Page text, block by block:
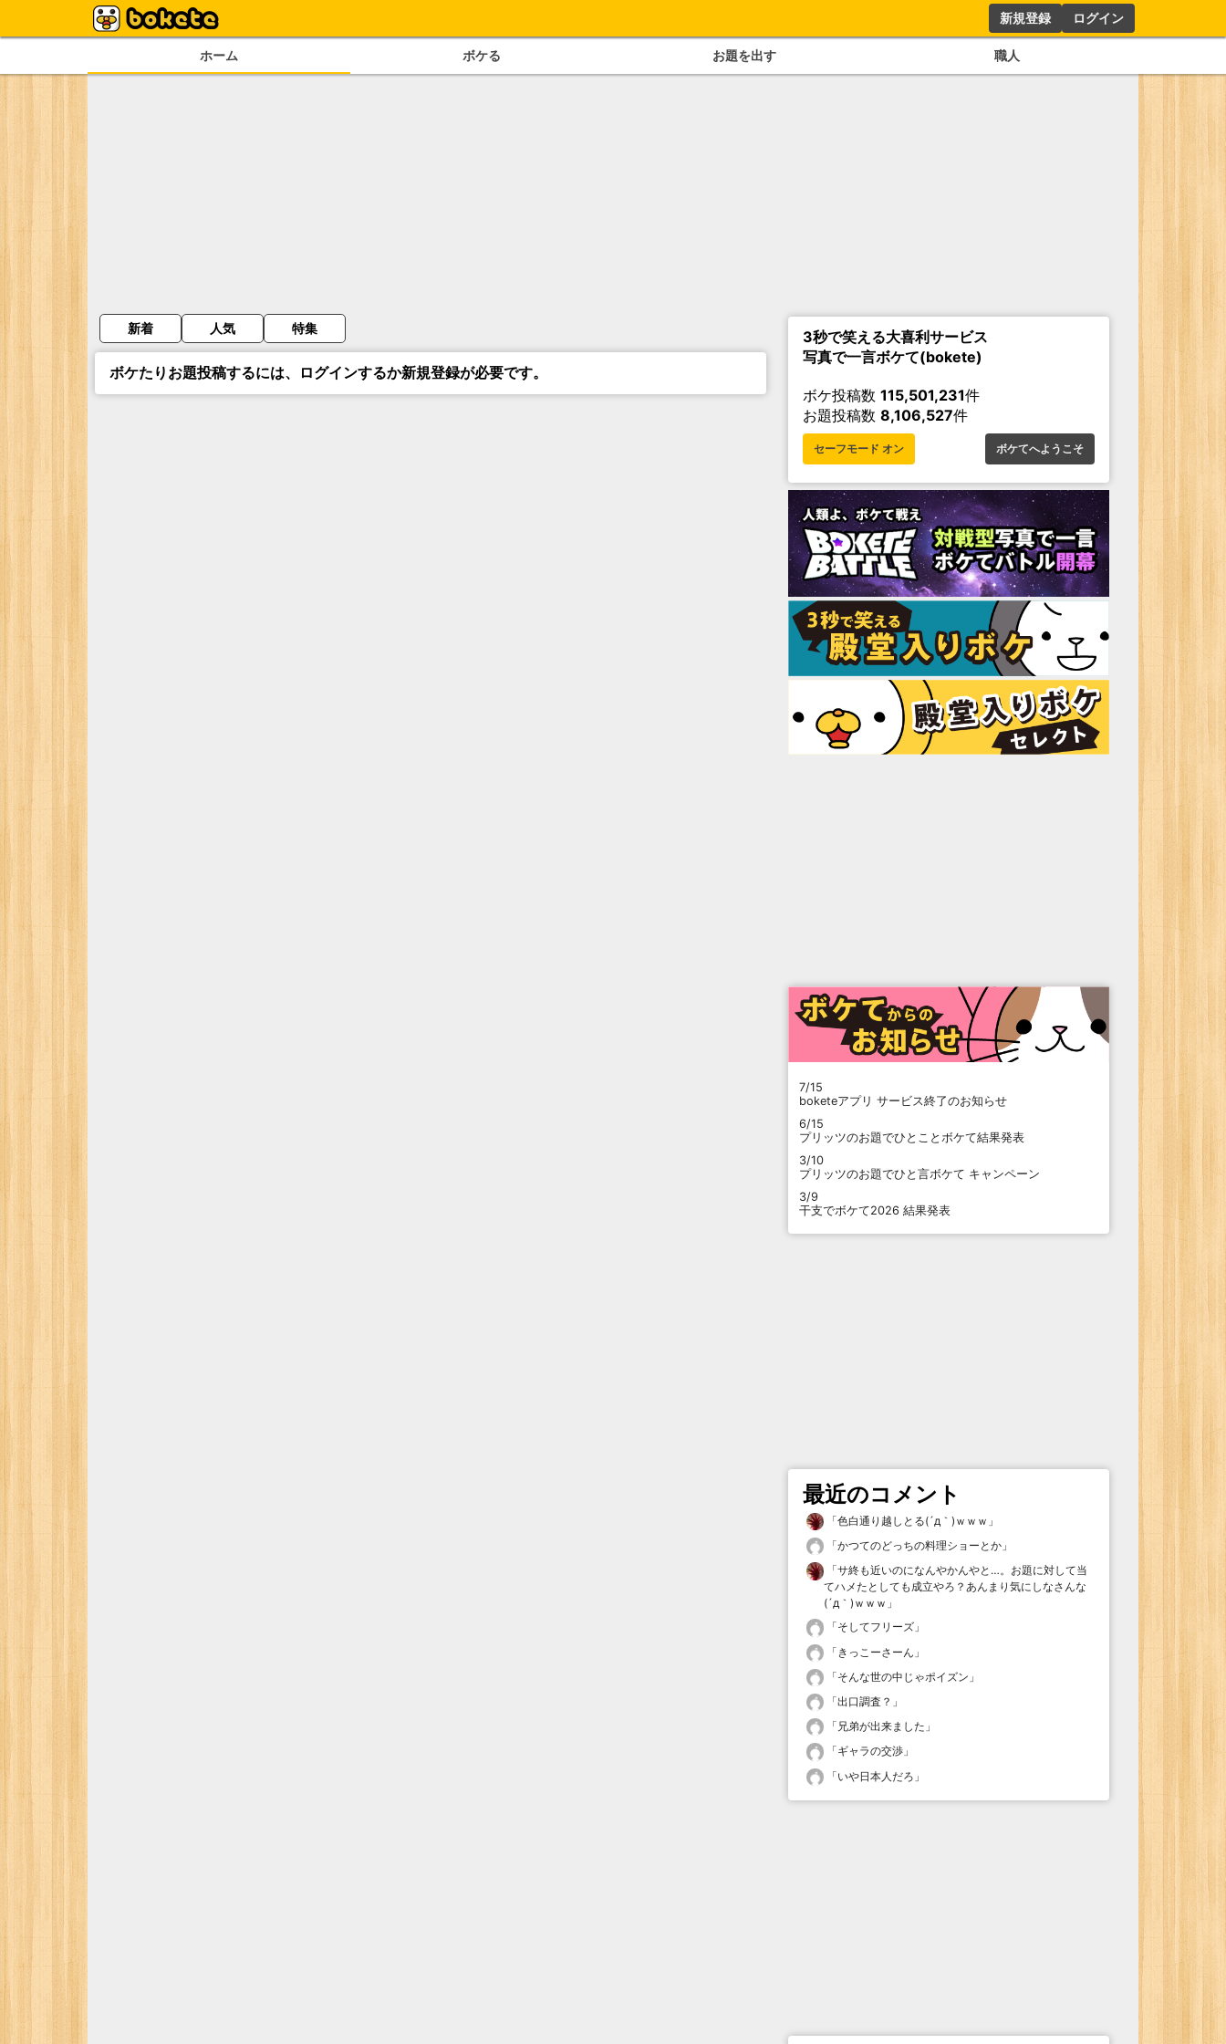
新規登録 ログイン
ホーム ボケる お題を出す 職人
新着 人気 特集
ボケたりお題投稿するには、ログインするか新規登録が必要です。
3秒で笑える大喜利サービス
写真で一言ボケて(bokete)
ボケ投稿数 115,501,231件
お題投稿数 8,106,527件
セーフモード オン ボケてへようこそ
7/15
boketeアプリ サービス終了のお知らせ
6/15
プリッツのお題でひとことボケて結果発表
3/10
プリッツのお題でひと言ボケて キャンペーン
3/9
干支でボケて2026 結果発表
最近のコメント
「色白通り越しとる(´д｀)ｗｗｗ 」
「かつてのどっちの料理ショーとか 」
「サ終も近いのになんやかんやと…。お題に対して当
てハメたとしても成立やろ？あんまり気にしなさんな
(´д｀)ｗｗｗ 」
「そしてフリーズ 」
「 きっこーさーん 」
「そんな世の中じゃポイズン 」
「出口調査？ 」
「 兄弟が出来ました 」
「ギャラの交渉 」
「いや日本人だろ 」